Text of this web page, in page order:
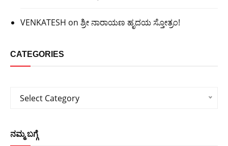
VENKATESH on ಶ್ರೀ ನಾರಾಯಣ ಹೃದಯ ಸ್ತೋತ್ರಂ!
CATEGORIES
Categories
Select Category
ನಮ್ಮ ಬಗ್ಗೆ